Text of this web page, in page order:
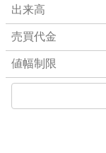
出来高
売買代金
値幅制限